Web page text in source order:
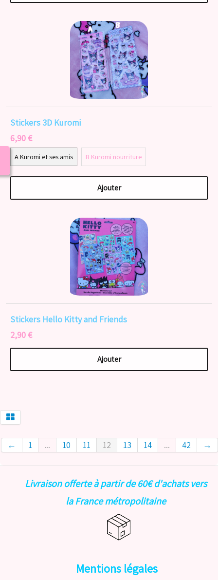
Stickers 3D Kuromi
6,90 €
A Kuromi et ses amis B Kuromi nourriture
Ajouter
Stickers Hello Kitty and Friends
2,90 €
Ajouter
← 1 ... 10 11 12 13 14 ... 42 →
Livraison offerte à partir de 60€ d'achats vers
la France métropolitaine
Mentions légales